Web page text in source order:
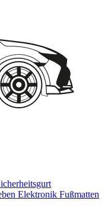
Elektronik Fußmatten